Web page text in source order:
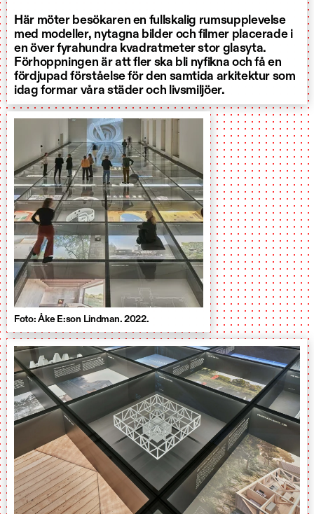
Här möter besökaren en fullskalig rumsupplevelse
med modeller, nytagna bilder och filmer placerade i
en över fyrahundra kvadratmeter stor glasyta.
Förhoppningen är att fler ska bli nyfikna och få en
fördjupad förståelse för den samtida arkitektur som
idag formar våra städer och livsmiljöer.
Foto: Åke E:son Lindman. 2022.